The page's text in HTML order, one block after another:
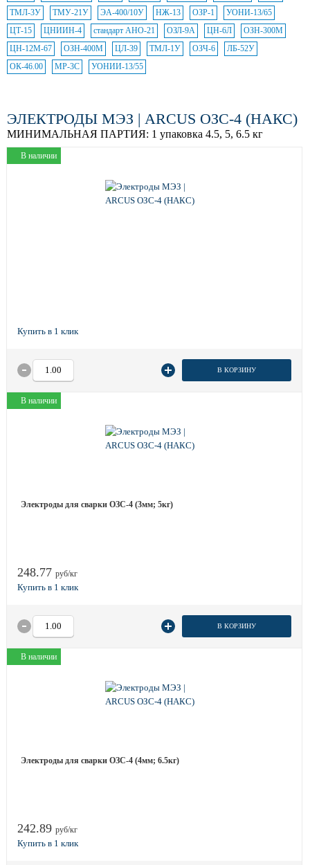
ТМЛ-3У
ТМУ-21У ЭА-400/10У НЖ-13 ОЗР-1
УОНИ-13/65
ЦТ-15
ЦНИИН-4 стандарт АНО-21 ОЗЛ-9А ЦН-6Л
ОЗН-300М
ЦН-12М-67
ОЗН-400М ЦЛ-39 ТМЛ-1У ОЗЧ-6
ЛБ-52У
ОК-46.00
МР-3С УОНИИ-13/55
ЭЛЕКТРОДЫ МЭЗ | ARCUS ОЗС-4 (НАКС)
МИНИМАЛЬНАЯ ПАРТИЯ: 1 упаковка 4.5, 5, 6.5 кг
В наличии
В КОРЗИНУ
В наличии
Электроды для сварки ОЗС-4 (3мм; 5кг)
248.77 руб/кг
В КОРЗИНУ
В наличии
Электроды для сварки ОЗС-4 (4мм; 6.5кг)
242.89 руб/кг